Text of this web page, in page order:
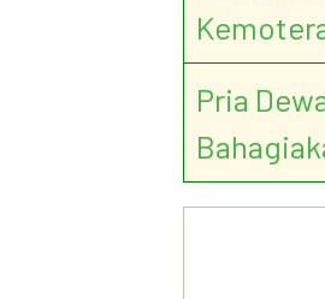
Pria